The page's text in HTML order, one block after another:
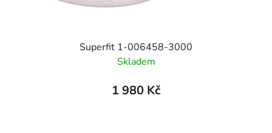
Superfit 1-006458-3000
Skladem
1 980 Kč